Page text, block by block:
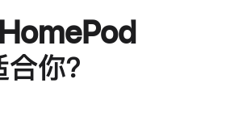
你？